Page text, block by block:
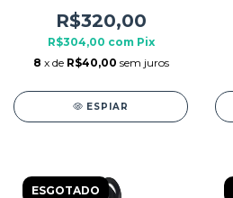
AGL10
R$320,00
R$304,00 com Pix
8 x de R$40,00 sem juros
ESPIAR
ESGOTADO